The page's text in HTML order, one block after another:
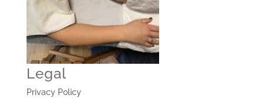
Legal
Privacy Policy